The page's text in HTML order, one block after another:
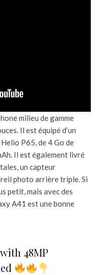
milieu de gamme
Il est équipé d’un
P65, de 4 Go de
Il est également livré
un capteur
photo arrière triple. Si
petit, mais avec des
A41 est une bonne
48MP